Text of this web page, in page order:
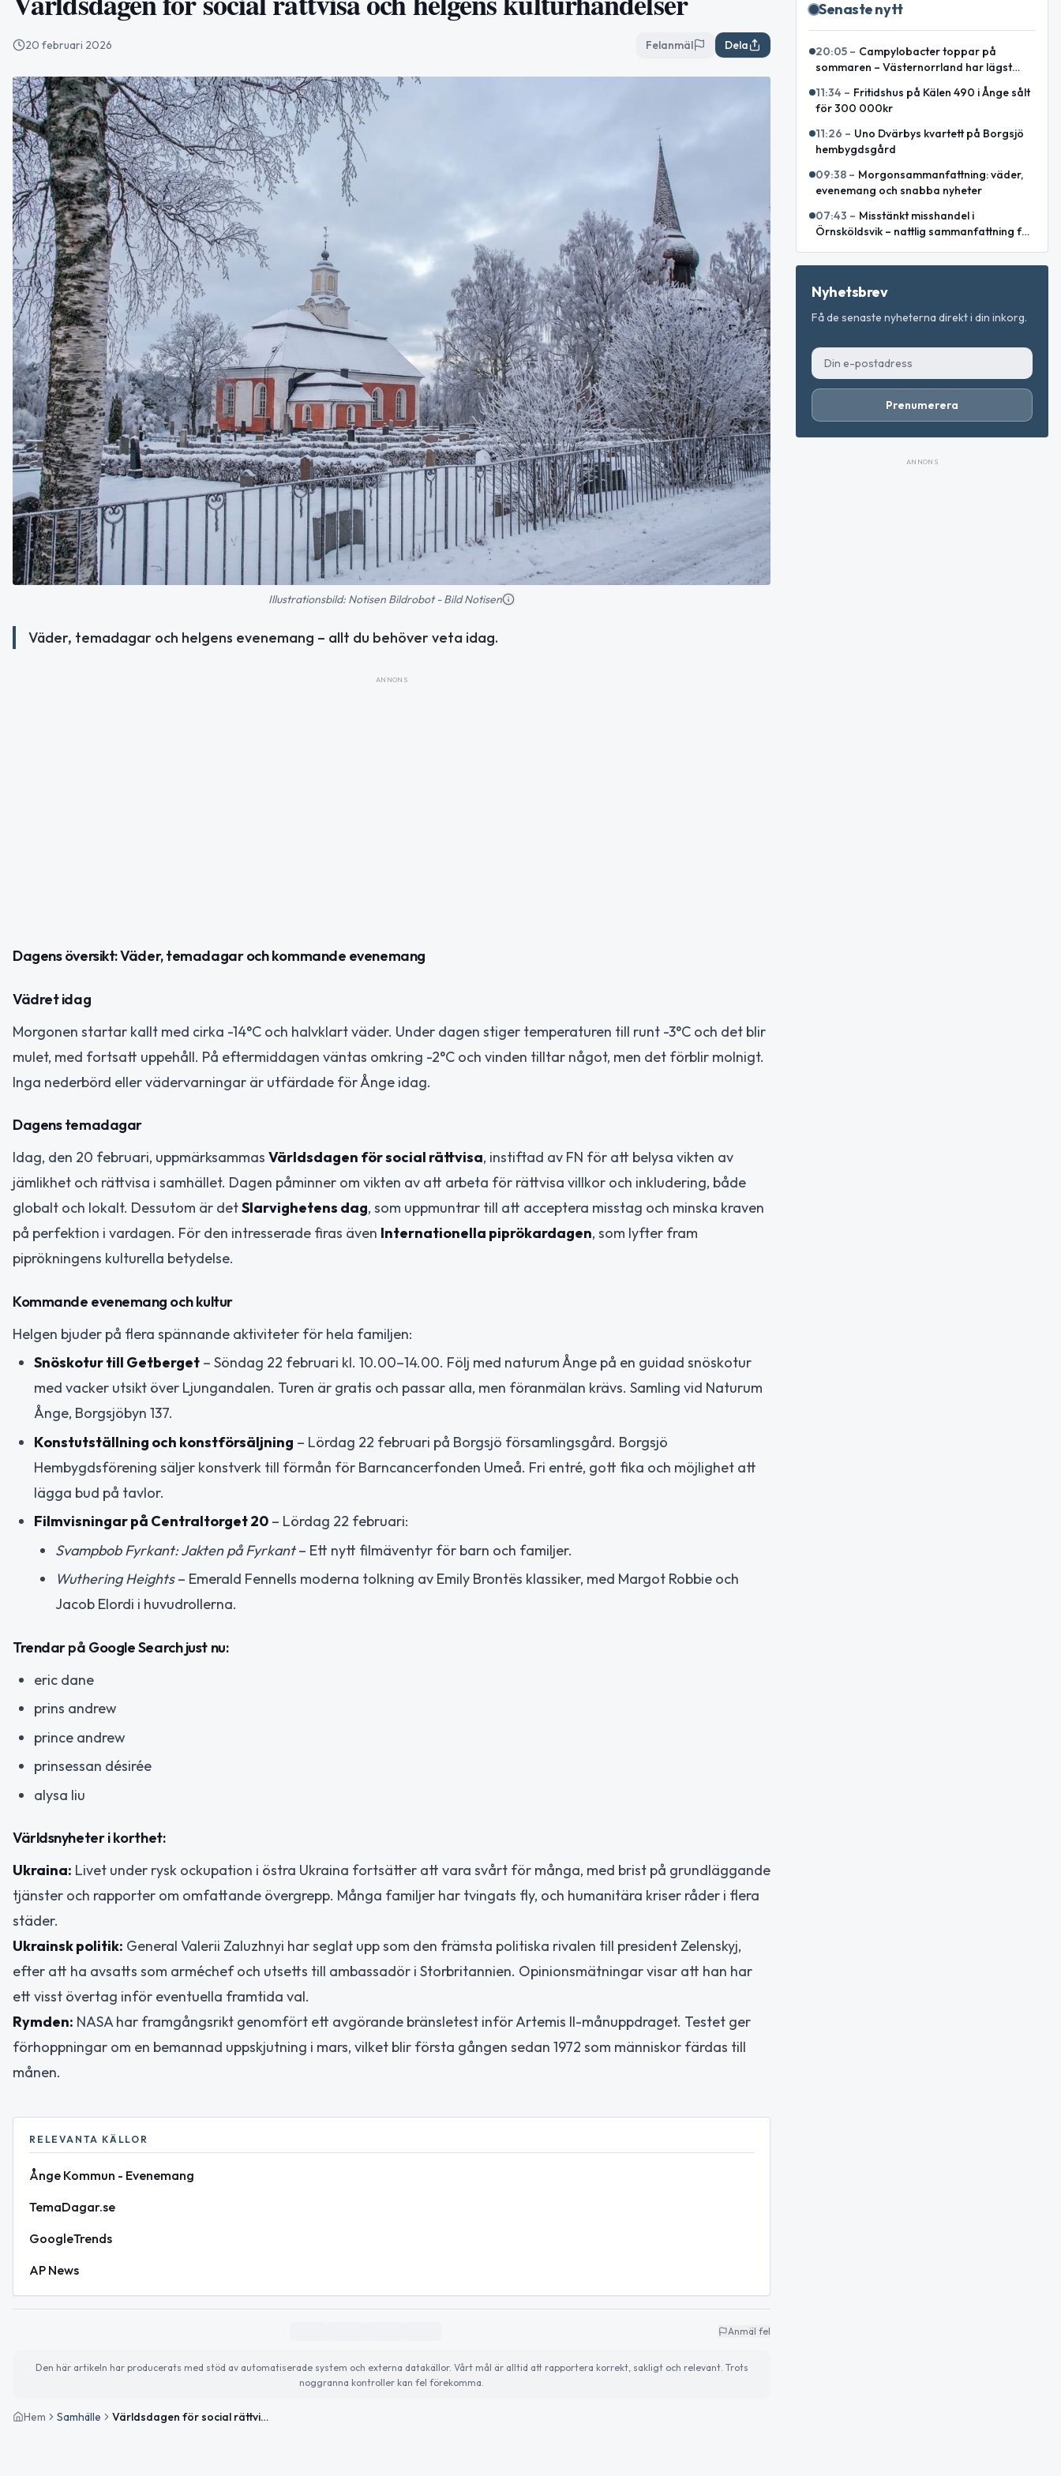
20 februari 2026 Felanmäl Dela
Illustrationsbild: Notisen Bildrobot - Bild Notisen
Väder, temadagar och helgens evenemang – allt du behöver veta idag.
ANNONS
Dagens översikt: Väder, temadagar och kommande evenemang
Vädret idag
Morgonen startar kallt med cirka -14°C och halvklart väder. Under dagen stiger temperaturen till runt -3°C och det blir
mulet, med fortsatt uppehåll. På eftermiddagen väntas omkring -2°C och vinden tilltar något, men det förblir molnigt.
Inga nederbörd eller vädervarningar är utfärdade för Ånge idag.
Dagens temadagar
Idag, den 20 februari, uppmärksammas Världsdagen för social rättvisa, instiftad av FN för att belysa vikten av
jämlikhet och rättvisa i samhället. Dagen påminner om vikten av att arbeta för rättvisa villkor och inkludering, både
globalt och lokalt. Dessutom är detSlarvighetens dag, som uppmuntrar till att acceptera misstag och minska kraven
på perfektion i vardagen. För den intresserade firas även Internationella piprökardagen, som lyfter fram
piprökningens kulturella betydelse.
Kommande evenemang och kultur
Helgen bjuder på flera spännande aktiviteter för hela familjen:
Snöskotur till Getberget – Söndag 22 februari kl. 10.00–14.00. Följ med naturum Ånge på en guidad snöskotur
med vacker utsikt över Ljungandalen. Turen är gratis och passar alla, men föranmälan krävs. Samling vid Naturum
Ånge, Borgsjöbyn 137.
Konstutställning och konstförsäljning – Lördag 22 februari på Borgsjö församlingsgård. Borgsjö
Hembygdsförening säljer konstverk till förmån för Barncancerfonden Umeå. Fri entré, gott fika och möjlighet att
lägga bud på tavlor.
Filmvisningar på Centraltorget 20 – Lördag 22 februari:
Svampbob Fyrkant: Jakten på Fyrkant– Ett nytt filmäventyr för barn och familjer.
Wuthering Heights– Emerald Fennells moderna tolkning av Emily Brontës klassiker, med Margot Robbie och
Jacob Elordi i huvudrollerna.
Trendar på Google Search just nu:
eric dane
prins andrew
prince andrew
prinsessan désirée
alysa liu
Världsnyheter i korthet:
Ukraina: Livet under rysk ockupation i östra Ukraina fortsätter att vara svårt för många, med brist på grundläggande
tjänster och rapporter om omfattande övergrepp. Många familjer har tvingats fly, och humanitära kriser råder i flera
städer.
Ukrainsk politik: General Valerii Zaluzhnyi har seglat upp som den främsta politiska rivalen till president Zelenskyj,
efter att ha avsatts som arméchef och utsetts till ambassadör i Storbritannien. Opinionsmätningar visar att han har
ett visst övertag inför eventuella framtida val.
Rymden: NASA har framgångsrikt genomfört ett avgörande bränsletest inför Artemis II-månuppdraget. Testet ger
förhoppningar om en bemannad uppskjutning i mars, vilket blir första gången sedan 1972 som människor färdas till
månen.
RELEVANTA KÄLLOR
Ånge Kommun - Evenemang
TemaDagar.se
GoogleTrends
AP News
Anmäl fel
Den här artikeln har producerats med stöd av automatiserade system och externa datakällor. Vårt mål är alltid att rapportera korrekt, sakligt och relevant. Trots
noggranna kontroller kan fel förekomma.
Hem Samhälle Världsdagen för social rättvisa och helgens kulturhändelser
Senaste nytt
20:05 – Campylobacter toppar på
sommaren – Västernorrland har lägst
11:34 – Fritidshus på Kälen 490 i Ånge sålt
för 300 000kr
11:26 – Uno Dvärbys kvartett på Borgsjö
hembygdsgård
09:38 – Morgonsammanfattning: väder,
evenemang och snabba nyheter
07:43 – Misstänkt misshandel i
Örnsköldsvik – nattlig sammanfattning för
Nyhetsbrev
Få de senaste nyheterna direkt i din inkorg.
Prenumerera
ANNONS